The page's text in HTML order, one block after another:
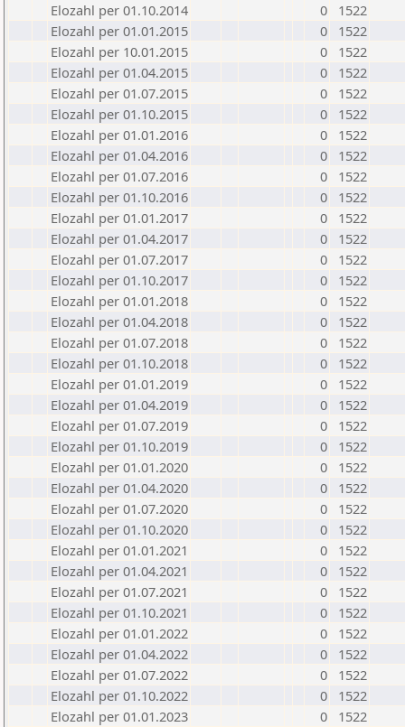
Elozahl per 01.10.2014
0
1522
Elozahl per 01.01.2015
0
1522
Elozahl per 10.01.2015
0
1522
Elozahl per 01.04.2015
0
1522
Elozahl per 01.07.2015
0
1522
Elozahl per 01.10.2015
0
1522
Elozahl per 01.01.2016
0
1522
Elozahl per 01.04.2016
0
1522
Elozahl per 01.07.2016
0
1522
Elozahl per 01.10.2016
0
1522
Elozahl per 01.01.2017
0
1522
Elozahl per 01.04.2017
0
1522
Elozahl per 01.07.2017
0
1522
Elozahl per 01.10.2017
0
1522
Elozahl per 01.01.2018
0
1522
Elozahl per 01.04.2018
0
1522
Elozahl per 01.07.2018
0
1522
Elozahl per 01.10.2018
0
1522
Elozahl per 01.01.2019
0
1522
Elozahl per 01.04.2019
0
1522
Elozahl per 01.07.2019
0
1522
Elozahl per 01.10.2019
0
1522
Elozahl per 01.01.2020
0
1522
Elozahl per 01.04.2020
0
1522
Elozahl per 01.07.2020
0
1522
Elozahl per 01.10.2020
0
1522
Elozahl per 01.01.2021
0
1522
Elozahl per 01.04.2021
0
1522
Elozahl per 01.07.2021
0
1522
Elozahl per 01.10.2021
0
1522
Elozahl per 01.01.2022
0
1522
Elozahl per 01.04.2022
0
1522
Elozahl per 01.07.2022
0
1522
Elozahl per 01.10.2022
0
1522
Elozahl per 01.01.2023
0
1522